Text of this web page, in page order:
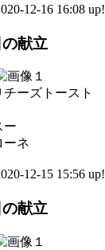
12-16 16:08 up!
献立
チーズトースト
ー
ーネ
12-15 15:56 up!
献立